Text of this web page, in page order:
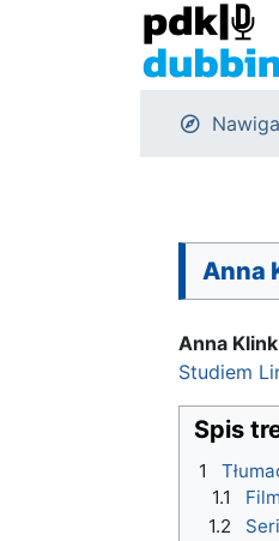
Anna
Anna Klink
Studiem
Spis
1
1.1
1.2